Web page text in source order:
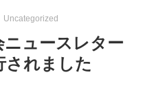
Uncategorized
ニュースレター
されました